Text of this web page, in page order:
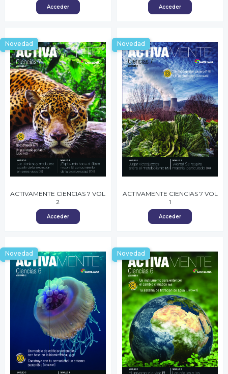
Acceder Acceder
Novedad
ACTIVAMENTE CIENCIAS 7 VOL
2
Acceder
Novedad
ACTIVAMENTE CIENCIAS 7 VOL
1
Acceder
Novedad Novedad